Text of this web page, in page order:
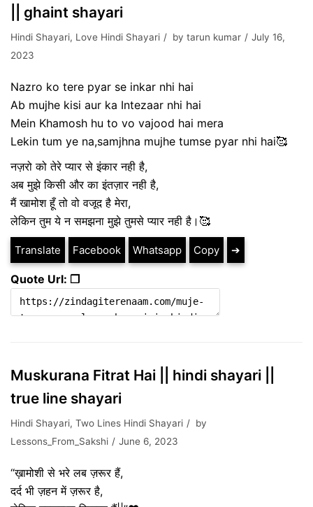
|| ghaint shayari
Hindi Shayari, Love Hindi Shayari by tarun kumar
July 16,
2023
Nazro ko tere pyar se inkar nhi hai
Ab mujhe kisi aur ka Intezaar nhi hai
Mein Khamosh hu to vo vajood hai mera
Lekin tum ye na,samjhna mujhe tumse pyar nhi hai🥰
नज़रो को तेरे प्यार से इंकार नही है,
अब मुझे किसी और का इंतज़ार नही है,
मैं खामोश हूँ तो वो वजूद है मेरा,
लेकिन तुम ये न समझना मुझे तुमसे प्यार नही है।🥰
Translate Facebook Whatsapp Copy ➔
Quote Url: ❐
Muskurana Fitrat Hai || hindi shayari ||
true line shayari
Hindi Shayari, Two Lines Hindi Shayari
by
Lessons_From_Sakshi
June 6, 2023
“ख़ामोशी से भरे लब ज़रूर हैं,
दर्द भी ज़हन में ज़रूर है,